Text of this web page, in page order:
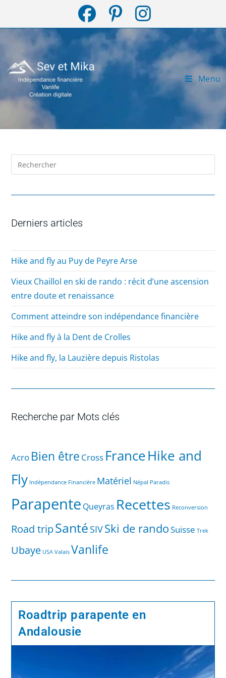
Menu
Derniers articles
Hike and fly au Puy de Peyre Arse
Vieux Chaillol en ski de rando : récit d’une ascension
entre doute et renaissance
Comment atteindre son indépendance financière
Hike and fly à la Dent de Crolles
Hike and fly, la Lauzière depuis Ristolas
Recherche par Mots clés
Acro Bien être Cross FranceHike and
Fly Indépendance Financière Matériel Népal Paradis
Parapente Queyras Recettes Reconversion
Road tripSanté SIVSki de randoSuisse Trek
Ubaye USA Valais Vanlife
Roadtrip parapente en
Andalousie